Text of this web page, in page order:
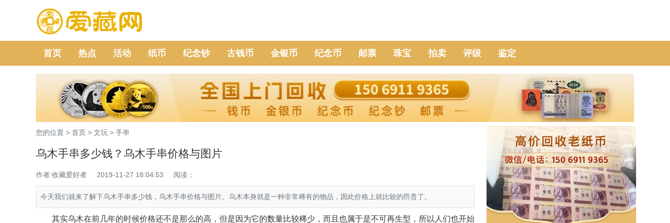
首页 热点 活动 纸币 纪念钞 古钱币 金银币 纪念币 邮票 珠宝 拍卖 评级 鉴定
您的位置 > 首页 > 文玩 > 手串
乌木手串多少钱？乌木手串价格与图片
作者:收藏爱好者 2019-11-27 18:04:53 阅读：
今天我们就来了解下乌木手串多少钱，乌木手串价格与图片。乌木本身就是一种非常稀有的物品，因此价格上就比较的昂贵了。
其实乌木在前几年的时候价格还不是那么的高，但是因为它的数量比较稀少，而且也属于是不可再生型，所以人们也开始